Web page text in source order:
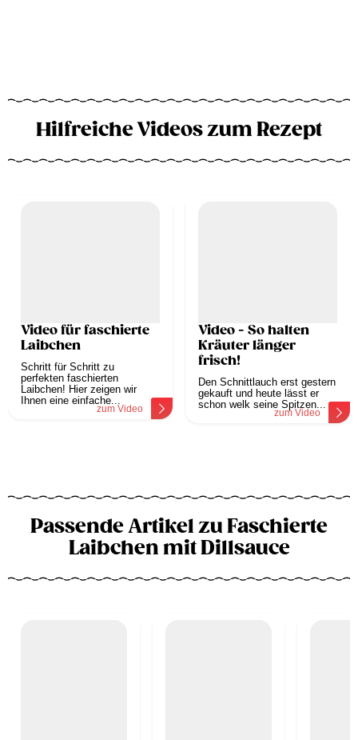
Hilfreiche Videos zum Rezept
Video für faschierte
Laibchen
Schritt für Schritt zu
perfekten faschierten
Laibchen! Hier zeigen wir
Ihnen eine einfache...
zum Video
Video - So halten
Kräuter länger
frisch!
Den Schnittlauch erst gestern
gekauft und heute lässt er
schon welk seine Spitzen...
zum Video
Passende Artikel zu Faschierte
Laibchen mit Dillsauce